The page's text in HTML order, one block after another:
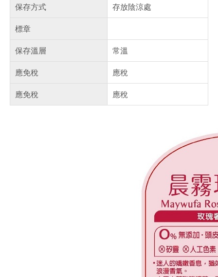
保存方式
存放陰涼處
標章
保存溫層
常溫
應免稅
應稅
應免稅
應稅